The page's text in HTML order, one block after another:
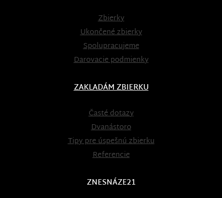
Zbierky
Ukončené zbierky
Spolupracujeme
Darovacie podmienky
ZAKLADÁM ZBIERKU
Časté dotazy
Dvanástoro
Tipy pre úspešnú zbierku
Referencie
ZNESNÁZE21